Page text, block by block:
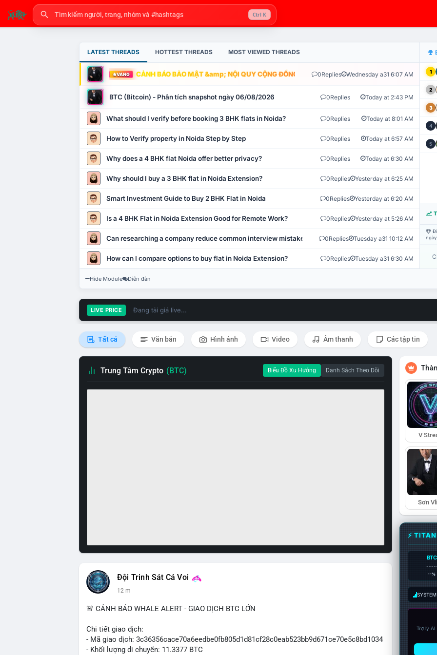
Ctrl K
LATEST THREADS HOTTEST THREADS MOST VIEWED THREADS
VÀNG CẢNH BÁO BẢO MẬT &amp; NỘI QUY CỘNG ĐỒNG VLIKE.VN: HỆ THỐNG GIÁM SÁT TỰ
0Replies Wednesday a31 6:07 AM
BTC (Bitcoin) - Phân tích snapshot ngày 06/08/2026 0Replies Today at 2:43 PM
What should I verify before booking 3 BHK flats in Noida? 0Replies Today at 8:01 AM
How to Verify property in Noida Step by Step 0Replies Today at 6:57 AM
Why does a 4 BHK flat Noida offer better privacy? 0Replies Today at 6:30 AM
Why should I buy a 3 BHK flat in Noida Extension? 0Replies Yesterday at 6:25 AM
Smart Investment Guide to Buy 2 BHK Flat in Noida 0Replies Yesterday at 6:20 AM
Is a 4 BHK Flat in Noida Extension Good for Remote Work? 0Replies Yesterday at 5:26 AM
Can researching a company reduce common interview mistakes? 0Replies Tuesday a31 10:12 AM
How can I compare options to buy flat in Noida Extension? 0Replies Tuesday a31 6:30 AM
1
2
3
4
5
Hide Module Diễn đàn
LIVE PRICE Đang tải giá live...
Tất cả Văn bản Hình ảnh Video Âm thanh Các tập tin
Trung Tâm Crypto (BTC) Biểu Đồ Xu Hướng Danh Sách Theo Dõi
Đội Trinh Sát Cá Voi
12 m
🚨 CẢNH BÁO WHALE ALERT - GIAO DỊCH BTC LỚN
Chi tiết giao dịch:
- Mã giao dịch: 3c36356cace70a6eedbe0fb805d1d81cf28c0eab523bb9d671ce70e5c8bd1034
- Khối lượng di chuyển: 11.3377 BTC
V
Sơn
⚡
BTC
--%
Trợ lý